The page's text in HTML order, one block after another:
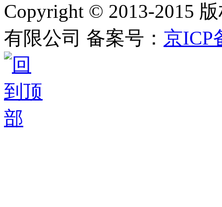
Copyright © 2013-2015
有限公司 备案号： 京ICP